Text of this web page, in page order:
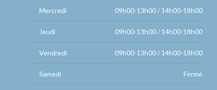
Mercredi 09h00-13h00 / 14h00-18h00
Jeudi 09h00-13h00 / 14h00-18h00
Vendredi 09h00-13h00 / 14h00-18h00
Samedi Fermé